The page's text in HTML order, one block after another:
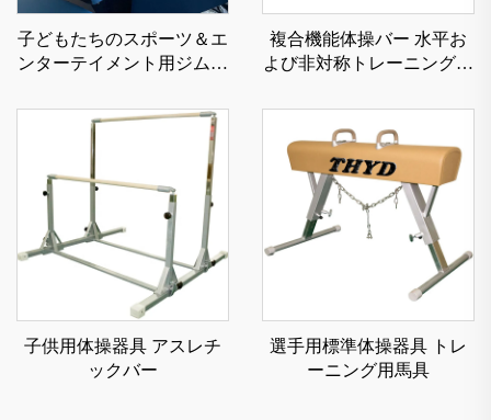
子どもたちのスポーツ＆エ
ンターテイメント用ジムナ
ーランニングニンジャウォ
リアーマットフォームバラ
ンスビーム
複合機能体操バー 水平お
よび非対称トレーニング用
子供用体操器具 アスレチ
ックバー
選手用標準体操器具 トレ
ーニング用馬具